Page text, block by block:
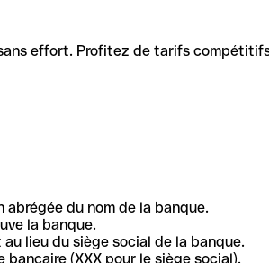
effort. Profitez de tarifs
du nom de la banque.
la banque.
lieu du siège social de la banque.
(XXX pour le siège social).